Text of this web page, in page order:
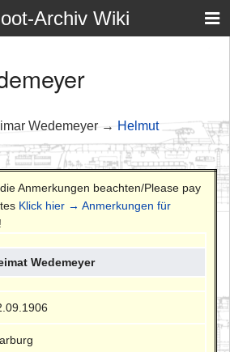
Archiv Wiki
Wedemeyer → Helmut
Anmerkungen beachten/Please pay
Klick hier → Anmerkungen für
Wedemeyer